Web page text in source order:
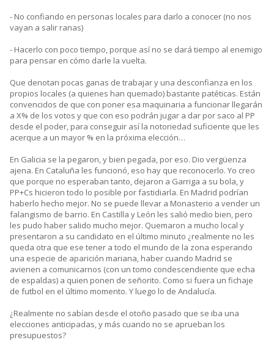
- No confiando en personas locales para darlo a conocer (no nos
vayan a salir ranas)
- Hacerlo con poco tiempo, porque así no se dará tiempo al enemigo
para pensar en cómo darle la vuelta.
Que denotan pocas ganas de trabajar y una desconfianza en los
propios locales (a quienes han quemado) bastante patéticas. Están
convencidos de que con poner esa maquinaria a funcionar llegarán
a X% de los votos y que con eso podrán jugar a dar por saco al PP
desde el poder, para conseguir así la notoriedad suficiente que les
acerque a un mayor % en la próxima elección…
En Galicia se la pegaron, y bien pegada, por eso. Dio vergüenza
ajena. En Cataluña les funcionó, eso hay que reconocerlo. Yo creo
que porque no esperaban tanto, dejaron a Garriga a su bola, y
PP+Cs hicieron todo lo posible por fastidiarla. En Madrid podrían
haberlo hecho mejor. No se puede llevar a Monasterio a vender un
falangismo de barrio. En Castilla y León les salió medio bien, pero
les pudo haber salido mucho mejor. Quemaron a mucho local y
presentaron a su candidato en el último minuto ¿realmente no les
queda otra que ese tener a todo el mundo de la zona esperando
una especie de aparición mariana, haber cuando Madrid se
avienen a comunicarnos (con un tomo condescendiente que echa
de espaldas) a quien ponen de señorito. Como si fuera un fichaje
de futbol en el último momento. Y luego lo de Andalucía.
¿Realmente no sabían desde el otoño pasado que se iba una
elecciones anticipadas, y más cuando no se aprueban los
presupuestos?